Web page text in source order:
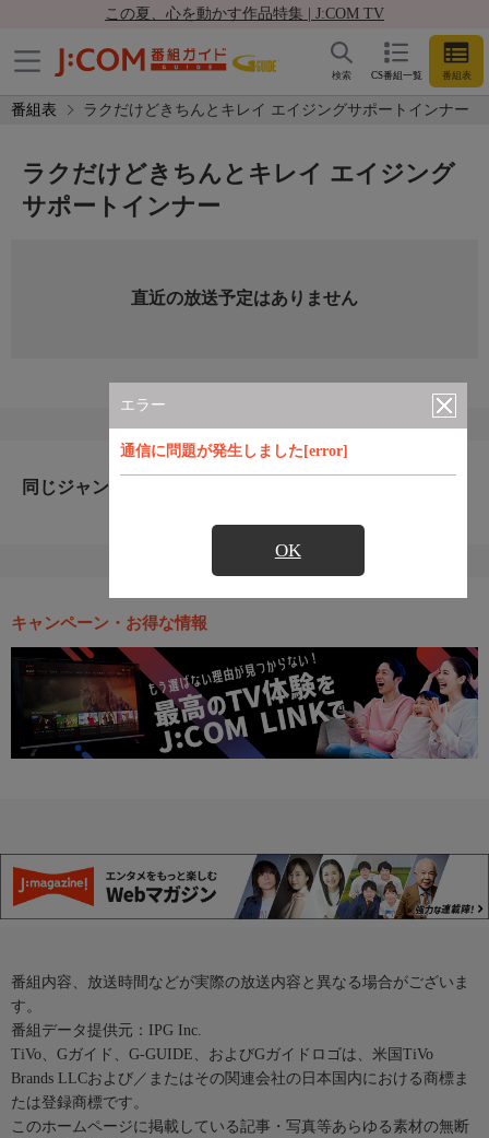
この夏、心を動かす作品特集 | J:COM TV
CS番組一覧 番組表
検索
番組表 ラクだけどきちんとキレイ エイジングサポートインナー
エラー
通信に問題が発生しました[error]
OK
ラクだけどきちんとキレイ エイジング
サポートインナー
直近の放送予定はありません
同じジャンルのおすすめ番組
キャンペーン・お得な情報
番組内容、放送時間などが実際の放送内容と異なる場合がございま
す。
番組データ提供元：IPG Inc.
TiVo、Gガイド、G-GUIDE、およびGガイドロゴは、米国TiVo
Brands LLCおよび／またはその関連会社の日本国内における商標ま
たは登録商標です。
このホームページに掲載している記事・写真等あらゆる素材の無断